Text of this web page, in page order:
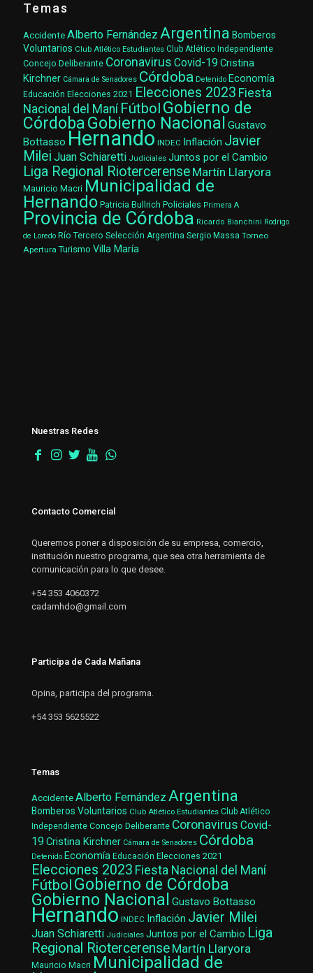
Temas
AccidenteAlberto Fernández Argentina Bomberos
Voluntarios Club Atlético Estudiantes Club Atlético Independiente
Concejo Deliberante Coronavirus Covid-19 Cristina
Kirchner Cámara de Senadores Córdoba Detenido Economía
Educación Elecciones 2021 Elecciones 2023 Fiesta
Nacional del Maní Fútbol Gobierno de
CórdobaGobierno Nacional Gustavo
Bottasso Hernando INDEC Inflación Javier
Milei Juan Schiaretti Judiciales Juntos por el Cambio
Liga Regional Riotercerense Martín Llaryora
Mauricio Macri Municipalidad de
Hernando Patricia Bullrich Policiales Primera A
Provincia de Córdoba Ricardo Bianchini Rodrigo
de Loredo Río Tercero Selección Argentina Sergio Massa Torneo
Apertura Turismo Villa María
Nuestras Redes
Contacto Comercial
Queremos poner a disposición de su empresa, comercio,
institución nuestro programa, que sea otra herramienta de
comunicación para lo que desee.
+54 353 4060372
cadamhdo@gmail.com
Participa de Cada Mañana
Opina, participa del programa.
+54 353 5625522
Temas
AccidenteAlberto Fernández Argentina
Bomberos Voluntarios Club Atlético Estudiantes Club Atlético
Independiente Concejo Deliberante Coronavirus Covid-
19 Cristina Kirchner Cámara de Senadores Córdoba
Detenido Economía Educación Elecciones 2021
Elecciones 2023 Fiesta Nacional del Maní
Fútbol Gobierno de Córdoba
Gobierno Nacional Gustavo Bottasso
Hernando INDEC Inflación Javier Milei
Juan Schiaretti Judiciales Juntos por el Cambio Liga
Regional Riotercerense Martín Llaryora
Mauricio Macri Municipalidad de